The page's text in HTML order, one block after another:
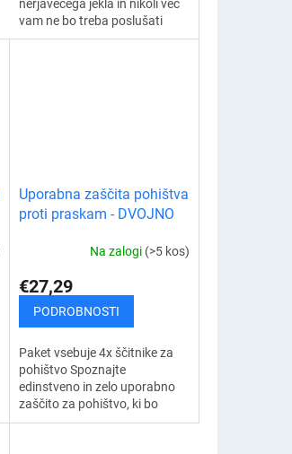
nerjavečega jekla in nikoli več
vam ne bo treba poslušati
loputanja vrat zaradi prepiha.
Uporabna zaščita pohištva
proti praskam - DVOJNO
Na zalogi (>5 kos)
€27,29
PODROBNOSTI
Paket vsebuje 4x ščitnike za
pohištvo Spoznajte
edinstveno in zelo uporabno
zaščito za pohištvo, ki bo
odlično zaščitila vaše